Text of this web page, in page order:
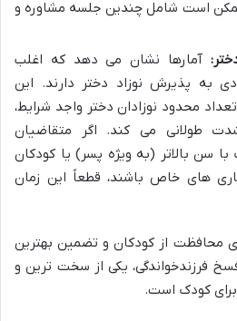
ممکن است شامل چندین جلسه مشاوره و
آمارها نشان می دهد که اغلب
به پذیرش نوزاد دختر دارند. این
محدود نوزادان دختر واجد شرایط،
طولانی می کند. اگر متقاضیان
سن بالاتر (به ویژه پسر) یا کودکان
های خاص باشند، قطعاً این زمان
محافظت از کودکان و تضمین بهترین
فرزندخواندگی، یکی از سخت ترین و
کودک است.